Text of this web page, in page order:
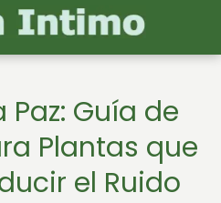
Guía de
Plantas que
el Ruido